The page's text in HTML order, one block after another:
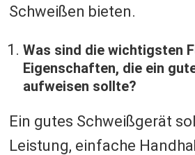
Schweißen bieten.
Was sind die wichtigsten
Eigenschaften, die ein
aufweisen sollte?
Ein gutes Schweißgerät
Leistung, einfache